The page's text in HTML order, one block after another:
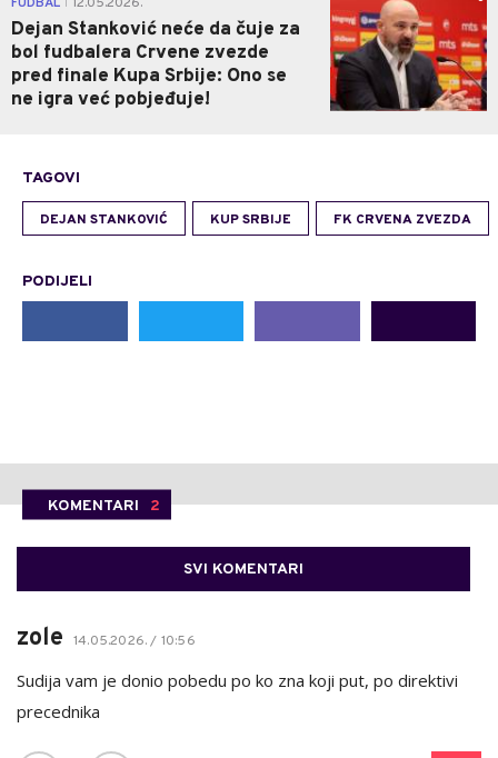
Dejan Stanković neće da čuje za
bol fudbalera Crvene zvezde
pred finale Kupa Srbije: Ono se
ne igra već pobjeđuje!
TAGOVI
DEJAN STANKOVIĆ KUP SRBIJE FK CRVENA ZVEZDA
PODIJELI
KOMENTARI 2
SVI KOMENTARI
zole 14.05.2026. / 10:56
Sudija vam je donio pobedu po ko zna koji put, po direktivi
precednika